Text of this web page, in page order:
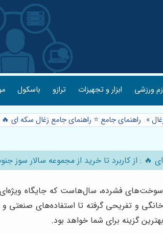
ورزشی ابزار و تجهیزات ترازو باسکول
» راهنمای جامع ⭐️ راهنمای جامع زغال سکه ای
🔥 : از کاربرد تا خرید از مجموعه سالار سوز
فشرده، سال‌هاست که جایگاه
خانگی و تفریحی گرفته تا استفاده‌های
گزینه برای شما خواهد بود.